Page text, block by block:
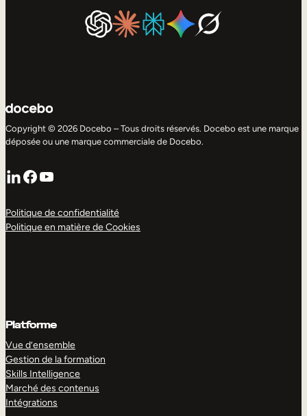
Copyright © 2026 Docebo – Tous droits réservés. Docebo est une marque
déposée ou une marque commerciale de Docebo.
LinkedIn
Facebook
YouTube
Politique de confidentialité
Politique en matière de Cookies
Platforme
Vue d’ensemble
Gestion de la formation
Skills Intelligence
Marché des contenus
Intégrations